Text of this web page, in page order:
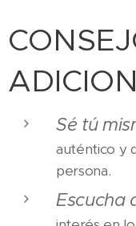
Sé tú
auténtico y
persona.
Escucha